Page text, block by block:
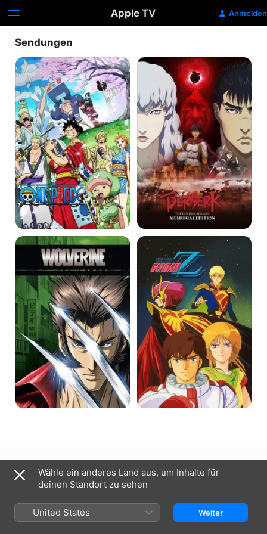
Apple TV Anmelden
Sendungen
One
Piece
Berserk:
Zeitalter
-
Memorial
Edition
Wolverine
Mobile
Suit
Gundam
ZZ
Copyright © 2026 Apple Inc. Alle Rechte vorbehalten.
Cookie-Richtlinie
Wähle ein anderes Land aus, um Inhalte für
deinen Standort zu sehen
United States Weiter